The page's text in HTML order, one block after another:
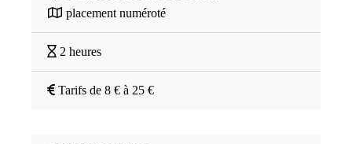
placement numéroté
2 heures
Tarifs de 8 € à 25 €